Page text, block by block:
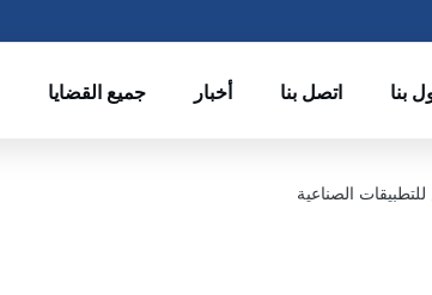
بنا اتصل بنا أخبار جميع القضايا